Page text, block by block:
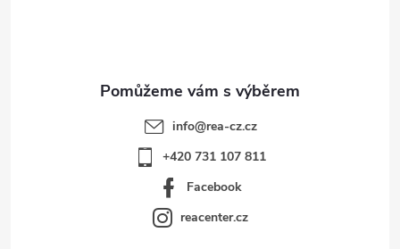
info@rea-cz.cz
+420 731 107 811
Facebook
reacenter.cz